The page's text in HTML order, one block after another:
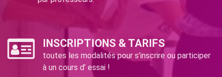
INSCRIPTIONS & TARIFS
toutes les modalités pour s’inscrire ou participer
à un cours d’ essai !